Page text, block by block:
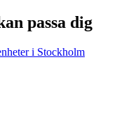
passa dig
i Stockholm